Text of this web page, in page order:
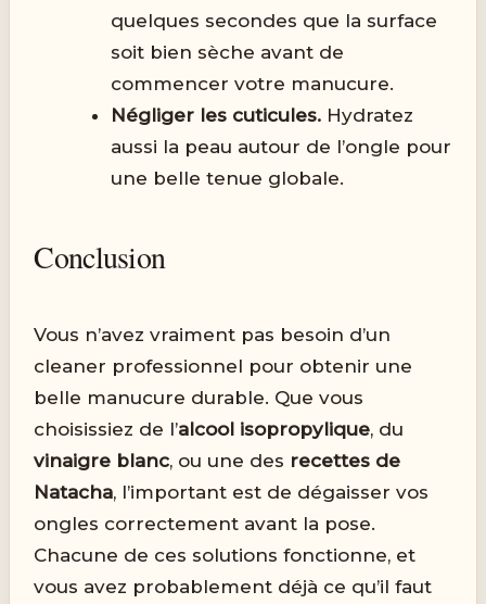
quelques secondes que la surface
soit bien sèche avant de
commencer votre manucure.
Négliger les cuticules. Hydratez
aussi la peau autour de l’ongle pour
une belle tenue globale.
Conclusion
Vous n’avez vraiment pas besoin d’un
cleaner professionnel pour obtenir une
belle manucure durable. Que vous
choisissiez de l’alcool isopropylique, du
vinaigre blanc, ou une des recettes de
Natacha, l’important est de dégaisser vos
ongles correctement avant la pose.
Chacune de ces solutions fonctionne, et
vous avez probablement déjà ce qu’il faut